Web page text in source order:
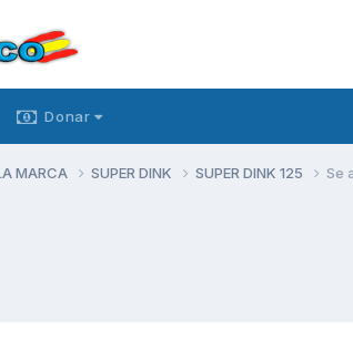
Donar
MARCA SUPER DINK SUPER DINK 125 Se